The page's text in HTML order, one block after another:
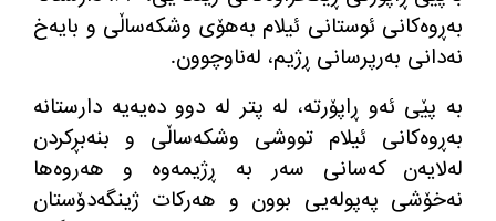
به‌ڕوه‌كانی ئوستانی ئیلام به‌هۆی وشكه‌ساڵی و بایه‌خ
نه‌دانی به‌رپرسانی ڕژیم، له‌ناوچوون.
به‌ پێی ئه‌و ڕاپۆرته‌، له‌ پتر له‌ دوو ده‌یه‌یه‌ دارستانه‌
به‌ڕوه‌كانی ئیلام تووشی وشكه‌ساڵی و بنه‌بڕكردن
له‌لایه‌ن كه‌سانی سه‌ر به‌ ڕژیمه‌وه‌ و هه‌روه‌ها
نه‌خۆشی په‌پوله‌یی بوون و هه‌ركات ژینگه‌دۆستان